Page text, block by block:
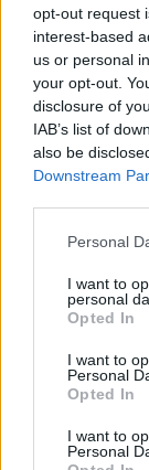
opt-out request
interest-based
us or personal
your opt-out.
disclosure of
IAB’s list of
also be
Downstream
Please note
not limited to
grant or deny
use your data
consent section.
Personal
I want to
personal
Opted In
I want to
Personal
Opted In
I want to
Personal
2026.08.06.
Szolnokon
bevetettek a
előrejelzések
Szolnok